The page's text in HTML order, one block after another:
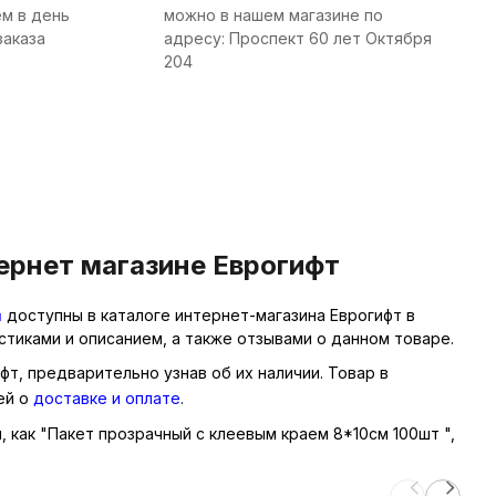
в день
можно в нашем магазине по
адресу: Проспект 60 лет Октября
204
магазине Еврогифт
доступны в каталоге интернет-магазина Еврогифт в
и описанием, а также отзывами о данном товаре.
предварительно узнав об их наличии. Товар в
о доставке и оплате.
как "Пакет прозрачный с клеевым краем 8*10см 100шт ",